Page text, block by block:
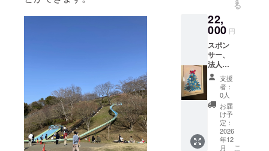
着30組
様をイ
ベント
にご招
待しま
す」
「イベ
ント参
加権
（先着
順・定
員あ
り）」
です。
強制で
はな
い） 別
途個別
対応
アート
セラ
ピー、
レイキ
ヒーリ
ングで
合計60
分の 個
人セッ
る
22,
000 円
スポン
サー、
法人向
け 御社
の廃材
などの
ご提供
により
今後の
アート
体験イ
支援
者：
0人
お届
け予
定：
2026
年12
月
こ